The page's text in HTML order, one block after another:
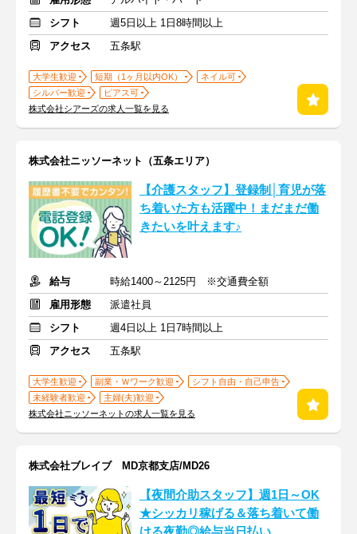
シフト
週5日以上 1日8時間以上
アクセス
五条駅
大学生歓迎 短期（1ヶ月以内OK）
ネイル可
シルバー歓迎
ピアス可
株式会社シアーズの求人一覧を見る
株式会社ニッソーネット（五条エリア）
【介護スタッフ】登録制│育児が落
ち着いた方も活躍中！まだまだ働
きたいを叶えます♪
給与
時給1400～2125円 ※交通費全額
雇用形態
派遣社員
シフト
週4日以上 1日7時間以上
アクセス
五条駅
大学生歓迎 副業・Ｗワーク歓迎
シフト自由・自己申告
未経験者歓迎
主婦(夫)歓迎
株式会社ニッソーネットの求人一覧を見る
株式会社ブレイブ MD京都支店/MD26
【夜間介助スタッフ】週1日～OK
★シッカリ稼げる＆落ち着いて働